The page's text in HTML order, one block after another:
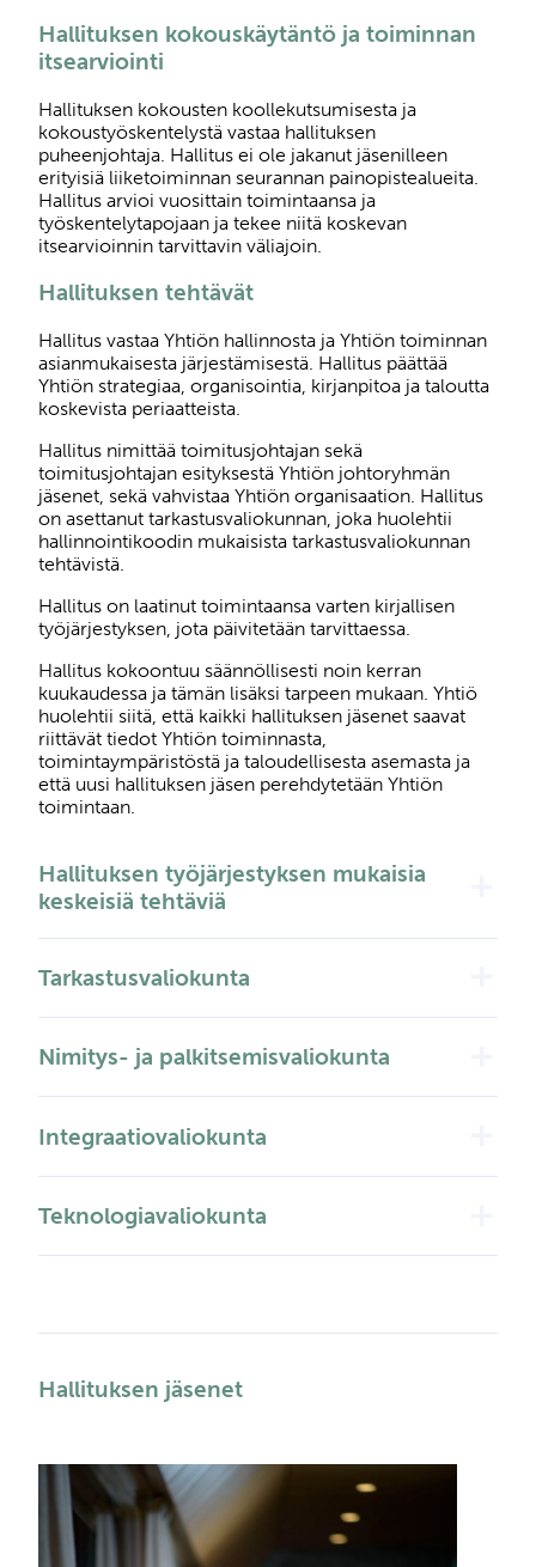
Hallituksen kokouskäytäntö ja toiminnan
itsearviointi
Hallituksen kokousten koollekutsumisesta ja
kokoustyöskentelystä vastaa hallituksen
puheenjohtaja. Hallitus ei ole jakanut jäsenilleen
erityisiä liiketoiminnan seurannan painopistealueita.
Hallitus arvioi vuosittain toimintaansa ja
työskentelytapojaan ja tekee niitä koskevan
itsearvioinnin tarvittavin väliajoin.
Hallituksen tehtävät
Hallitus vastaa Yhtiön hallinnosta ja Yhtiön toiminnan
asianmukaisesta järjestämisestä. Hallitus päättää
Yhtiön strategiaa, organisointia, kirjanpitoa ja taloutta
koskevista periaatteista.
Hallitus nimittää toimitusjohtajan sekä
toimitusjohtajan esityksestä Yhtiön johtoryhmän
jäsenet, sekä vahvistaa Yhtiön organisaation. Hallitus
on asettanut tarkastusvaliokunnan, joka huolehtii
hallinnointikoodin mukaisista tarkastusvaliokunnan
tehtävistä.
Hallitus on laatinut toimintaansa varten kirjallisen
työjärjestyksen, jota päivitetään tarvittaessa.
Hallitus kokoontuu säännöllisesti noin kerran
kuukaudessa ja tämän lisäksi tarpeen mukaan. Yhtiö
huolehtii siitä, että kaikki hallituksen jäsenet saavat
riittävät tiedot Yhtiön toiminnasta,
toimintaympäristöstä ja taloudellisesta asemasta ja
että uusi hallituksen jäsen perehdytetään Yhtiön
toimintaan.
Hallituksen työjärjestyksen mukaisia
keskeisiä tehtäviä
Tarkastusvaliokunta
Nimitys- ja palkitsemisvaliokunta
Integraatiovaliokunta
Teknologiavaliokunta
Hallituksen jäsenet